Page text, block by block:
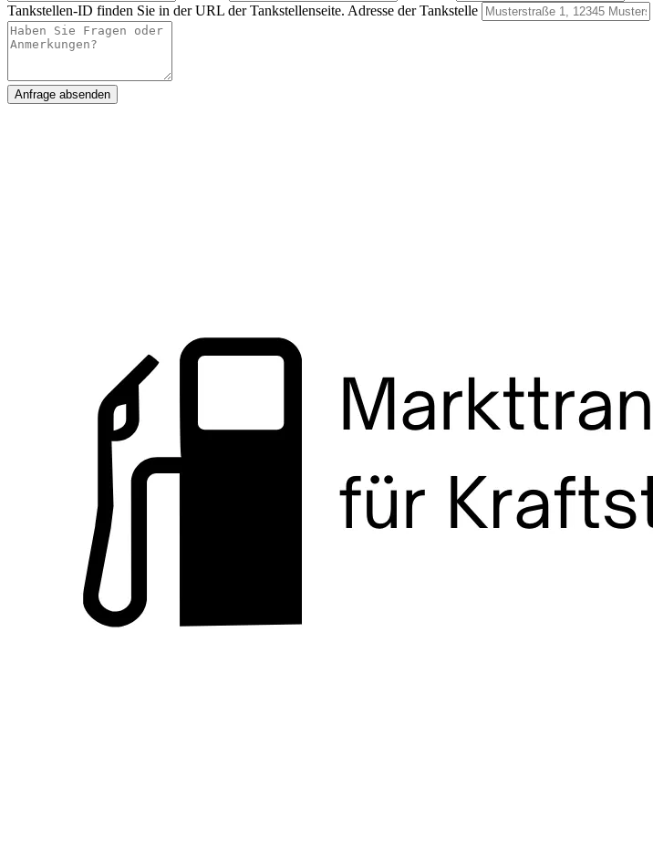
Tankstellen-ID finden Sie in der URL der Tankstellenseite. Adresse der Tankstelle
Anfrage absenden